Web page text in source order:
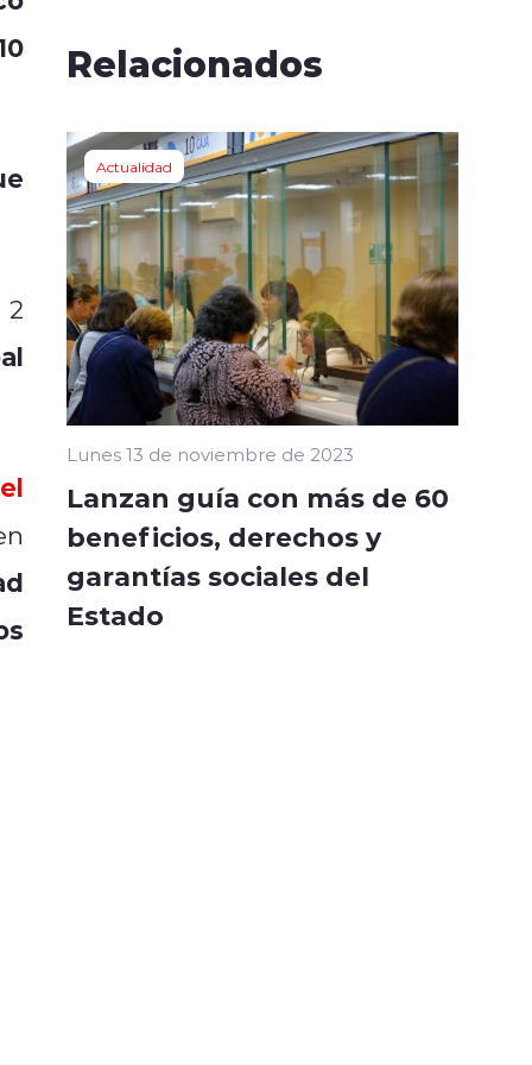
Relacionados
Actualidad
Lunes 13 de noviembre de 2023
Lanzan guía con más de 60
beneficios, derechos y
garantías sociales del
Estado